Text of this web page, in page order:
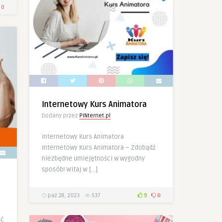
0
Internetowy Kurs Animatora
Dodany przez PINternet.pl
Internetowy Kurs Animatora
Internetowy Kurs Animatora – Zdobądź
niezbędne umiejętności w wygodny
sposób! Witaj w […]
paź 28, 2023 537 9 0